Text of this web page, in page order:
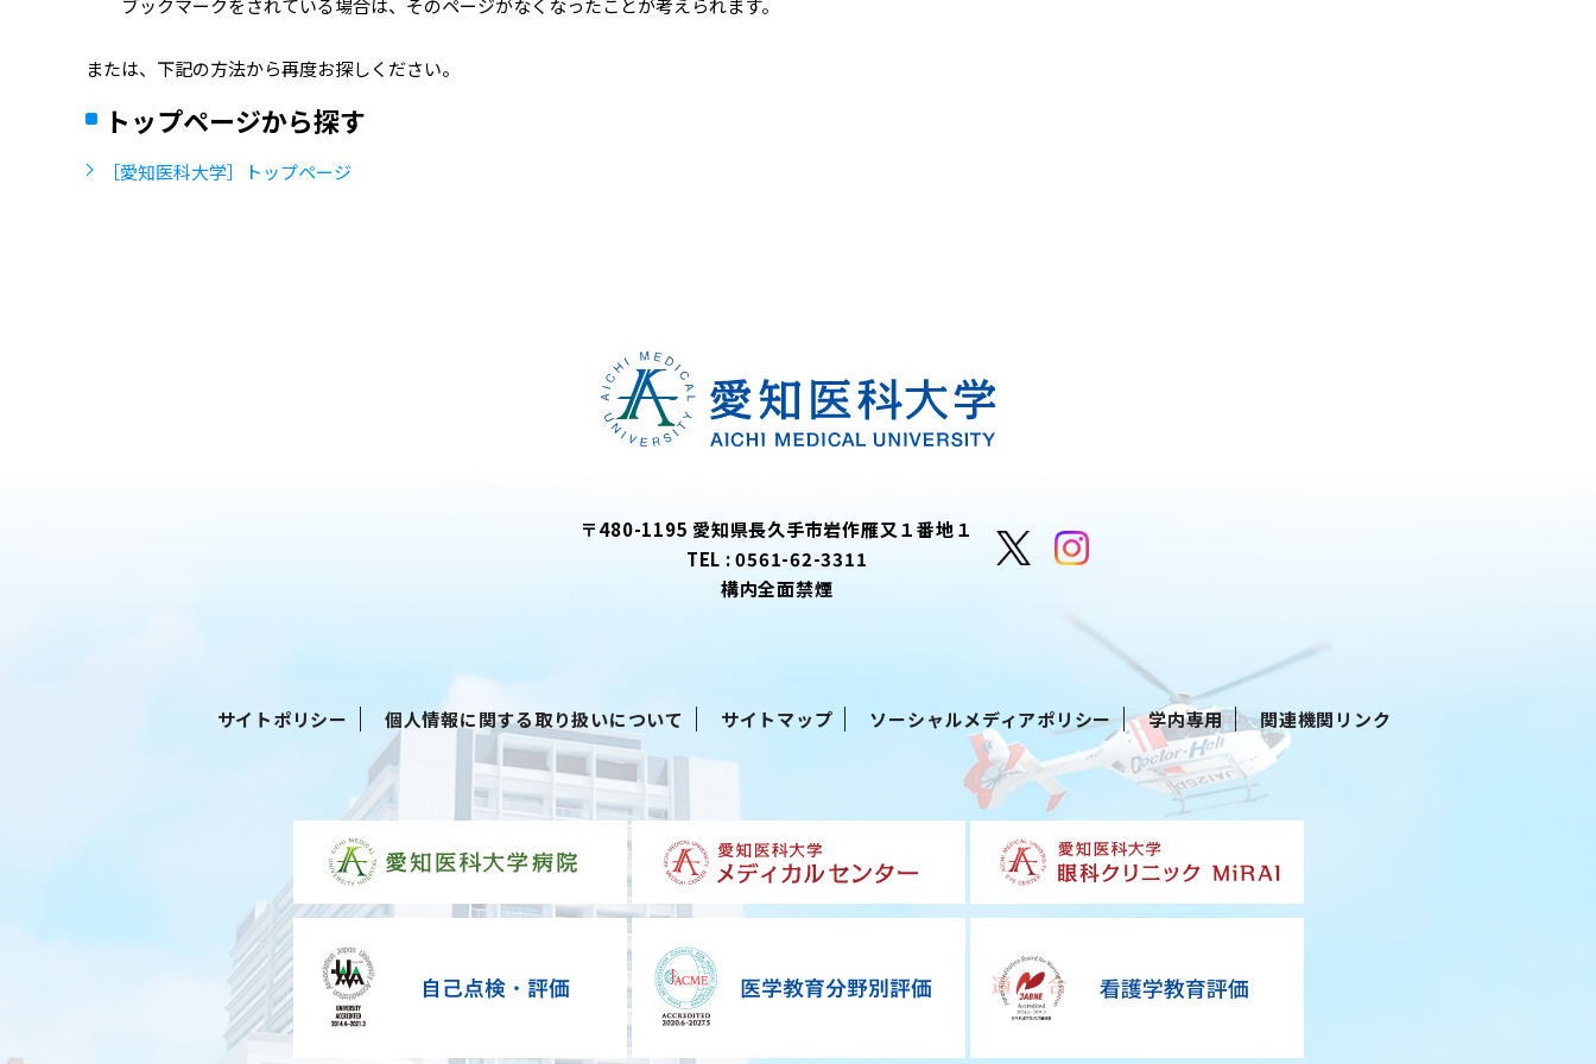
ブックマークをされている場合は、そのページがなくなったことが考えられます。
または、下記の方法から再度お探しください。
トップページから探す
［愛知医科大学］トップページ
〒480-1195 愛知県長久手市岩作雁又１番地１
TEL :0561-62-3311
構内全面禁煙
サイトポリシー 個人情報に関する取り扱いについて サイトマップ ソーシャルメディアポリシー 学内専用 関連機関リンク